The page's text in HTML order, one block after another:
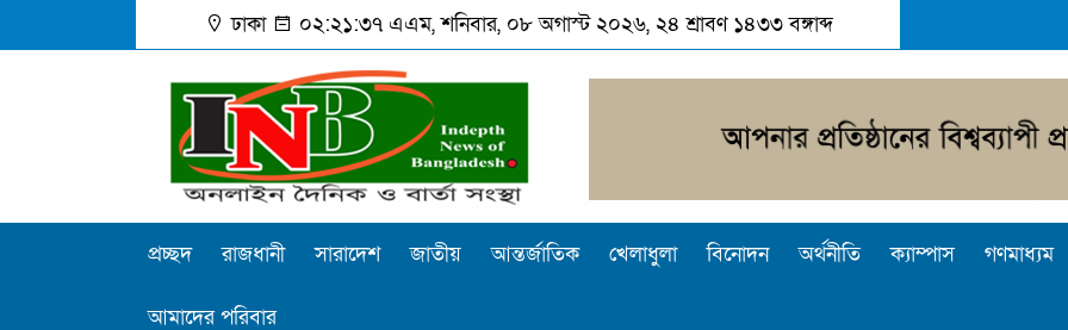
ঢাকা ০২:২১:৩৮ এএম, শনিবার, ০৮ অগাস্ট ২০২৬, ২৪ শ্রাবণ ১৪৩৩ বঙ্গাব্দ
প্রচ্ছদ রাজধানী সারাদেশ জাতীয় আন্তর্জাতিক খেলাধুলা বিনোদন অর্থনীতি ক্যাম্পাস গণমাধ্যম
আমাদের পরিবার